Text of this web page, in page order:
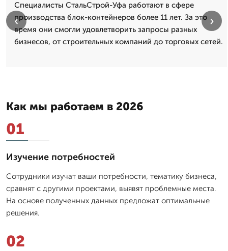
Специалисты СтальСтрой-Уфа работают в сфере
производства блок-контейнеров более 11 лет. За это
время они смогли удовлетворить запросы разных
бизнесов, от строительных компаний до торговых сетей.
‹ ›
Как мы работаем в 2026
01
Изучение потребностей
Сотрудники изучат ваши потребности, тематику бизнеса,
сравнят с другими проектами, выявят проблемные места.
На основе полученных данных предложат оптимальные
решения.
02